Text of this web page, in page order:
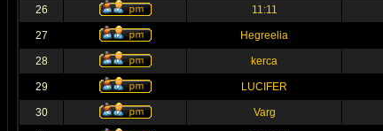
26 11:11
27 Hegreelia
28 kerca
29 LUCIFER
30 Varg